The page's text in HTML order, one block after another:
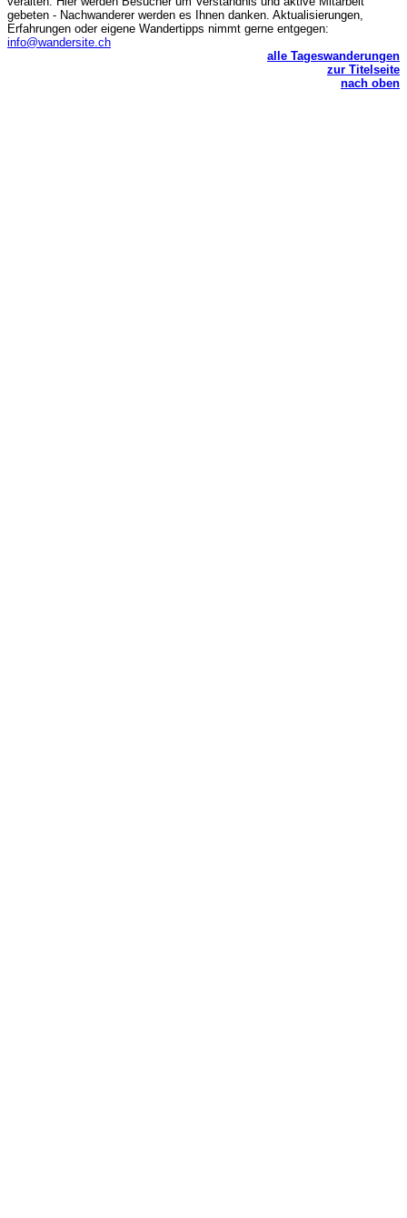
gebeten - Nachwanderer werden es Ihnen danken. Aktualisierungen,
Erfahrungen oder eigene Wandertipps nimmt gerne entgegen:
info@wandersite.ch
alle Tageswanderungen
zur Titelseite
nach oben